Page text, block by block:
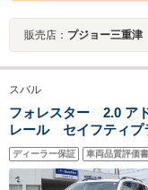
販売店： プジョー三重津
スバル
フォレスター 2.0 ア
レール セイフティ
ビ フルセグ
メラ サイドカメラ
ーミラー ETC2.0
ディーラー保証 車両品質評価